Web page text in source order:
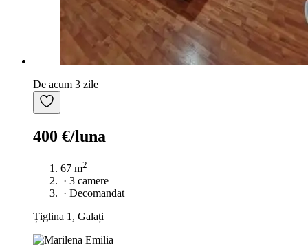
De acum 3 zile
400 €/luna
67 m2
· 3 camere
· Decomandat
Țiglina 1, Galați